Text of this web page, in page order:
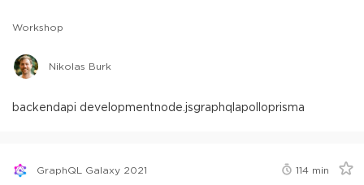
Workshop
Nikolas Burk
backendapi developmentnode.jsgraphqlapolloprisma
GraphQL Galaxy 2021 114 min